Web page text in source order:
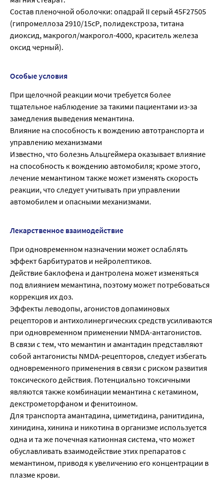
Состав пленочной оболочки: опадрай II серый 45F27505
(гипромеллоза 2910/15сР, полидекстроза, титана
диоксид, макрогол/макрогол-4000, краситель железа
оксид черный).
Особые условия
При щелочной реакции мочи требуется более
тщательное наблюдение за такими пациентами из-за
замедления выведения мемантина.
Влияние на способность к вождению автотранспорта и
управлению механизмами
Известно, что болезнь Альцгеймера оказывает влияние
на способность к вождению автомобиля; кроме этого,
лечение мемантином также может изменять скорость
реакции, что следует учитывать при управлении
автомобилем и опасными механизмами.
Лекарственное взаимодействие
При одновременном назначении может ослаблять
эффект барбитуратов и нейролептиков.
Действие баклофена и дантролена может изменяться
под влиянием мемантина, поэтому может потребоваться
коррекция их доз.
Эффекты леводопы, агонистов допаминовых
рецепторов и антихолинергических средств усиливаются
при одновременном применении NMDA-антагонистов.
В связи с тем, что мемантин и амантадин представляют
собой антагонисты NMDA-рецепторов, следует избегать
одновременного применения в связи с риском развития
токсического действия. Потенциально токсичными
являются также комбинации мемантина с кетамином,
декстрометорфаном и фенитоином.
Для транспорта амантадина, циметидина, ранитидина,
хинидина, хинина и никотина в организме используется
одна и та же почечная катионная система, что может
обуславливать взаимодействие этих препаратов с
мемантином, приводя к увеличению его концентрации в
плазме крови.